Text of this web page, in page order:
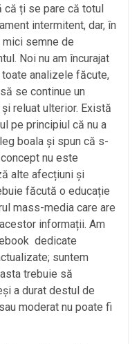
că ți se pare că totul
intermitent, dar, în
mici semne de
Noi nu am încurajat
analizele făcute,
se continue un
reluat ulterior. Există
pe principiul că nu a
boala și spun că s-
nu este
alte afecțiuni și
făcută o educație
mass-media care are
informații. Am
dedicate
suntem
trebuie să
a durat destul de
moderat nu poate fi